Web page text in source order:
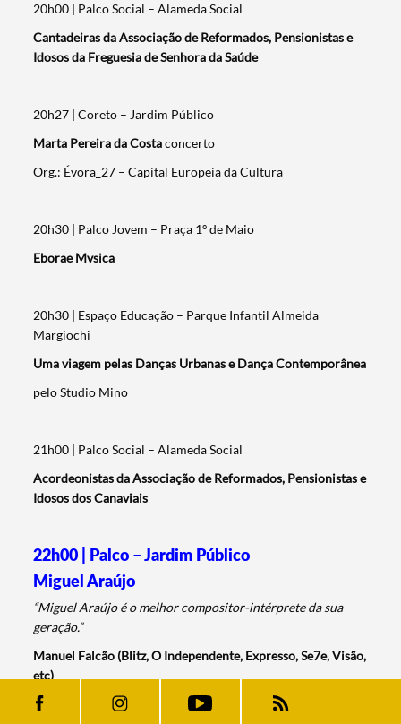
20h00 | Palco Social – Alameda Social
Cantadeiras da Associação de Reformados, Pensionistas e
Idosos da Freguesia de Senhora da Saúde
20h27 | Coreto – Jardim Público
Marta Pereira da Costaconcerto
Org.: Évora_27 – Capital Europeia da Cultura
20h30 | Palco Jovem – Praça 1º de Maio
Eborae Mvsica
20h30 | Espaço Educação – Parque Infantil Almeida
Margiochi
Uma viagem pelas Danças Urbanas e Dança Contemporânea
pelo Studio Mino
21h00 | Palco Social – Alameda Social
Acordeonistas da Associação de Reformados, Pensionistas e
Idosos dos Canaviais
22h00 | Palco – Jardim Público
Miguel Araújo
“Miguel Araújo é o melhor compositor-intérprete da sua
geração.”
Manuel Falcão (Blitz, O Independente, Expresso, Se7e, Visão,
etc)
“A palavra “génio” é atirada para trás e para a frente de uma